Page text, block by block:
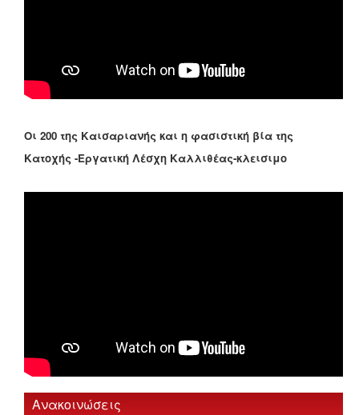
Οι 200 της Καισαριανής και η φασιστική βία της
Κατοχής -Εργατική Λέσχη Καλλιθέας-κλεισιμο
Ανακοινώσεις